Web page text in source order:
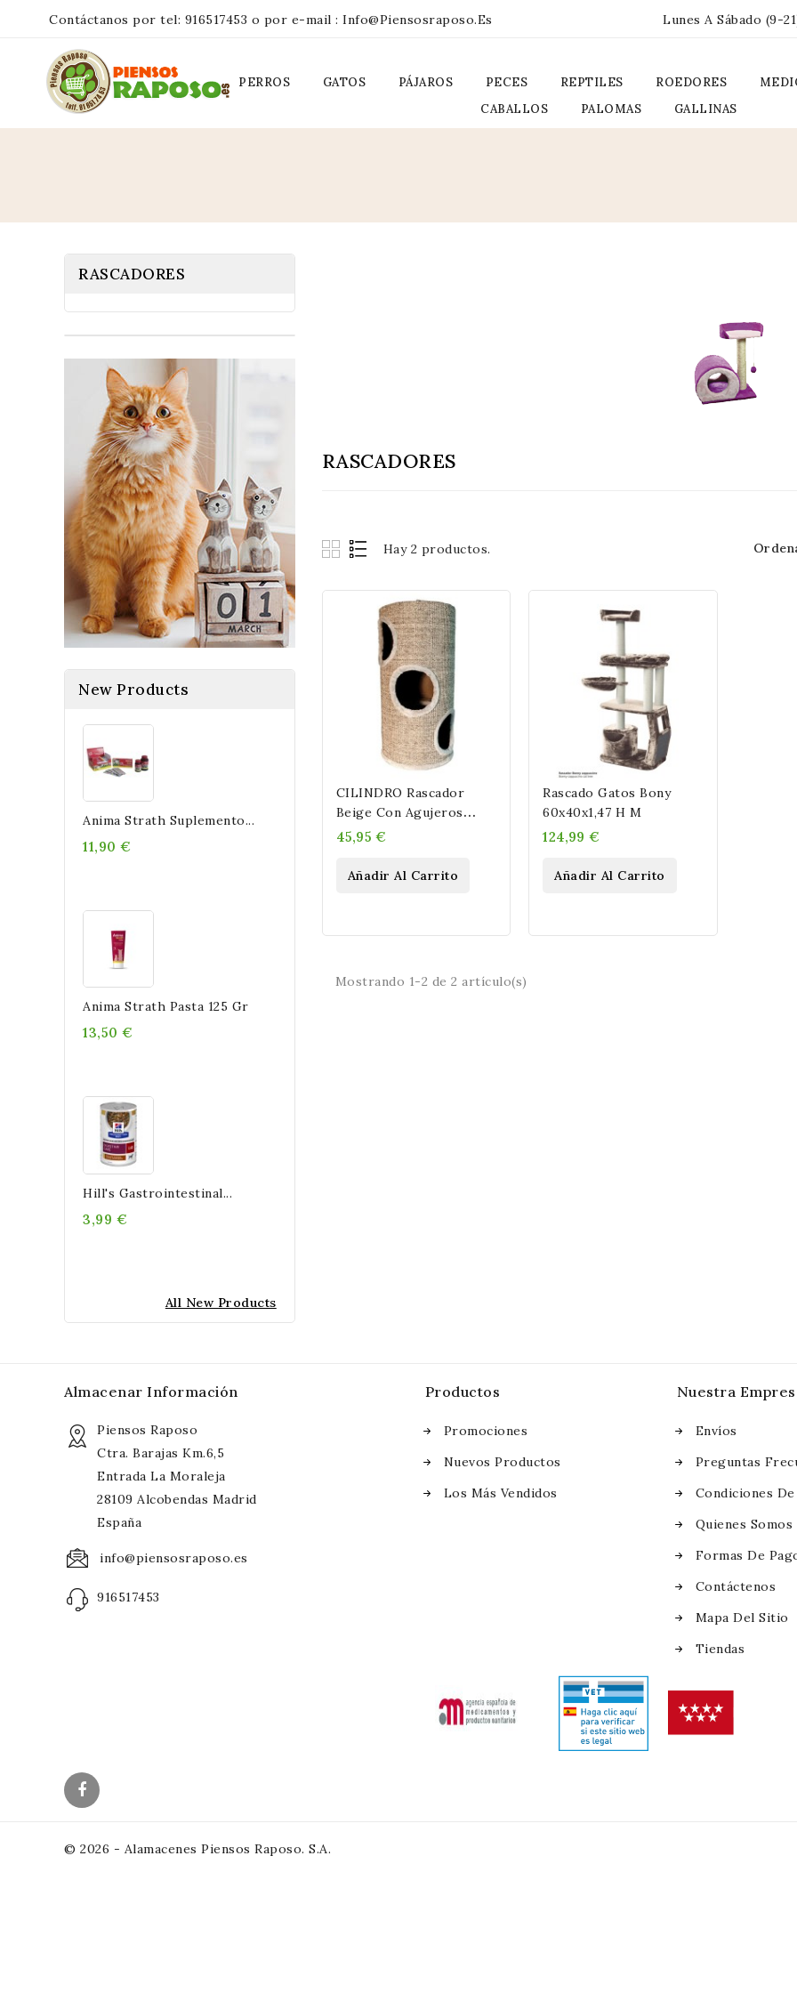
Contáctanos por tel: 916517453 o por e-mail : Info@piensosraposo.es Lunes A Sábado (9-
PERROS GATOS PÁJAROS PECES REPTILES ROEDORES
CABALLOS
PALOMAS GALLINAS
RASCADORES
New Products
Anima Strath Suplemento...
11,90 €
Anima Strath Pasta 125 Gr
13,50 €
Hill's Gastrointestinal...
3,99 €
All New Products
RASCADORES
Hay 2 productos.
CILINDRO Rascador
Beige Con Agujeros
36x36x70cm
45,95 €
Añadir Al Carrito
Rascado Gatos Bony
60x40x1,47 H M
124,99 €
Añadir Al Carrito
Mostrando 1-2 de 2 artículo(s)
Almacenar Información
Piensos Raposo
Ctra. Barajas Km.6,5
Entrada La Moraleja
28109 Alcobendas Madrid
España
info@piensosraposo.es
916517453
Productos
Promociones
Nuevos Productos
Los Más Vendidos
Nuestra
Envíos
Preguntas
Condiciones
Quienes Somos
Formas De
Contáctenos
Mapa Del Sitio
Tiendas
© 2026 - Alamacenes Piensos Raposo. S.A.